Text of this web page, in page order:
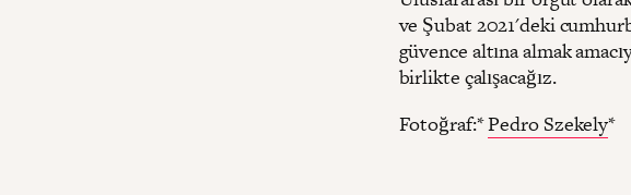
ve Şubat 2021'deki
güvence altına almak
birlikte çalışacağız.
Fotoğraf:*Pedro Szekely*